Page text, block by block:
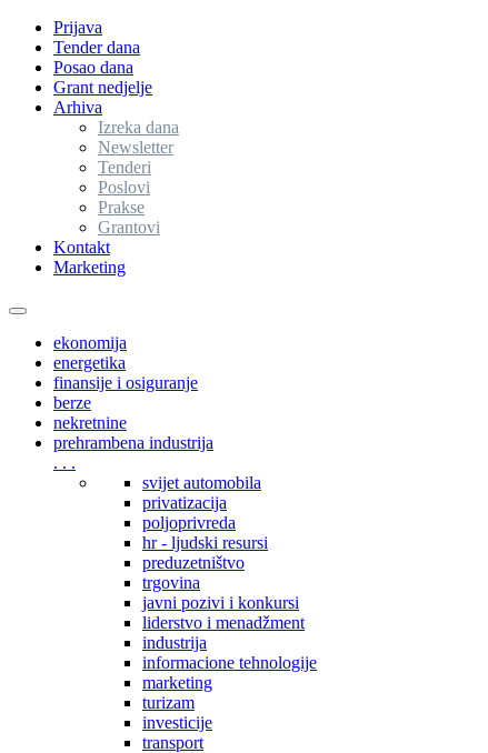
Prijava
Tender dana
Posao dana
Grant nedjelje
Arhiva
Izreka dana
Newsletter
Tenderi
Poslovi
Prakse
Grantovi
Kontakt
Marketing
Toggle
navigationekonomija
energetika
finansije i osiguranje
berze
nekretnine
prehrambena industrija
. . .
svijet automobila
privatizacija
poljoprivreda
hr - ljudski resursi
preduzetništvo
trgovina
javni pozivi i konkursi
liderstvo i menadžment
industrija
informacione tehnologije
marketing
turizam
investicije
transport